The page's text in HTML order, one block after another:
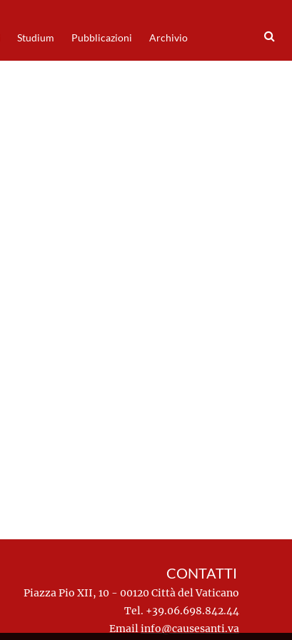
Studium Pubblicazioni Archivio
CONTATTI
Piazza Pio XII, 10 - 00120 Città del Vaticano
Tel. +39.06.698.842.44
Emailinfo@causesanti.va